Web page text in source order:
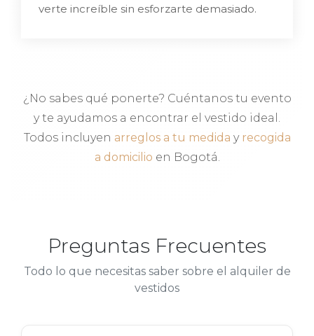
verte increíble sin esforzarte demasiado.
¿No sabes qué ponerte? Cuéntanos tu evento
y te ayudamos a encontrar el vestido ideal.
Todos incluyen arreglos a tu medida y recogida
a domicilio en Bogotá.
Preguntas Frecuentes
Todo lo que necesitas saber sobre el alquiler de
vestidos